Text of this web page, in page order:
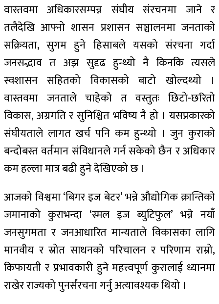
वास्तवमा अधिकारसम्पन्न संघीय संरचनमा जाने र
तलैदेखि आफ्नो शासन प्रशासन सञ्चालनमा जनताको
सक्रियता, सुगम हुने हिसाबले यसको संरचना गर्दा
जनसद्भाव त अझ सुदृढ हुन्थ्यो नै किनकि त्यसले
स्वशासन सहितको विकासको बाटो खोल्दथ्यो ।
वास्तवमा जनताले चाहेको त वस्तुतः छिटो-छरितो
विकास, अग्रगति र सुनिश्चित भविष्य नै हो । यसप्रकारको
संघीयताले लागत खर्च पनि कम हुन्थ्यो । जुन कुराको
बन्दोबस्त वर्तमान संविधानले गर्न सकेको छैन र अधिकार
कम हल्ला मात्र बढी हुने देखिएको छ ।
आजको विश्वमा ‘बिगर इज बेटर’ भन्ने औद्योगिक क्रान्तिको
जमानाको कुराभन्दा ‘स्मल इज ब्युटिफुल’ भन्ने नयाँ
जनसुगमता र जनआधारित मान्यताले विकासका लागि
मानवीय र स्रोत साधनको परिचालन र परिणाम राम्रो,
किफायती र प्रभावकारी हुने महत्त्वपूर्ण कुरालाई ध्यानमा
राखेर राज्यको पुनर्संरचना गर्नु अत्यावश्यक थियो ।